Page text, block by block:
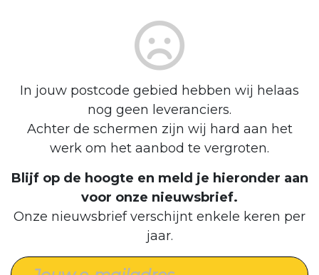
In jouw postcode gebied hebben wij helaas
nog geen leveranciers.
Achter de schermen zijn wij hard aan het
werk om het aanbod te vergroten.
Blijf op de hoogte en meld je hieronder aan
voor onze nieuwsbrief.
Onze nieuwsbrief verschijnt enkele keren per
jaar.